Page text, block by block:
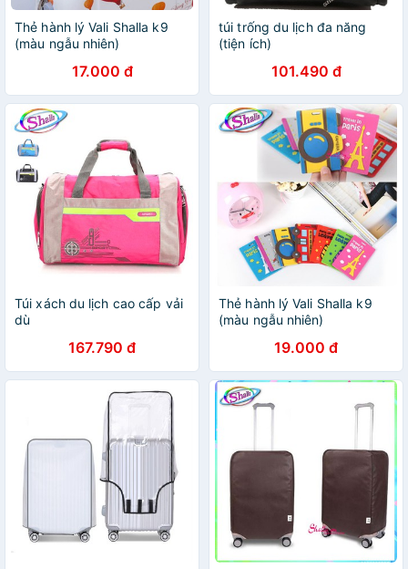
Thẻ hành lý Vali Shalla k9
(màu ngẫu nhiên)
17.000 đ
túi trống du lịch đa năng
(tiện ích)
101.490 đ
Túi xách du lịch cao cấp vải
dù
167.790 đ
Thẻ hành lý Vali Shalla k9
(màu ngẫu nhiên)
19.000 đ